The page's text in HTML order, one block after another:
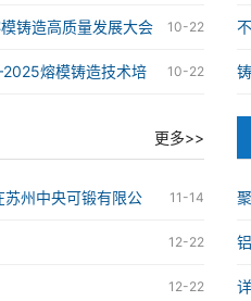
10-22
铸造高质量发展大会
10-22
熔模铸造技术培
更多>>
11-14
州中央可锻有限公
12-22
12-22